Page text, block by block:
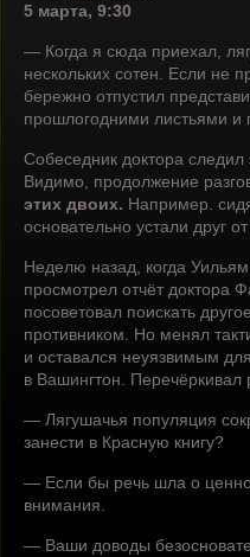
5 марта, 9:30
— Когда я сюда приехал,
нескольких сотен. Если не
бережно отпустил
прошлогодними листьями и
Собеседник доктора
Видимо, продолжение
этих двоих. Например.
основательно устали друг
Неделю назад, когда
просмотрел отчёт доктора
посоветовал поискать
противником. Но менял
и оставался неуязвимым
в Вашингтон. Перечёркивал
— Лягушачья популяция
занести в Красную книгу?
— Если бы речь шла о
внимания.
— Ваши доводы